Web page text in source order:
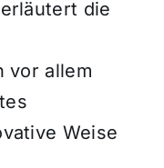
die
vor allem
Weise